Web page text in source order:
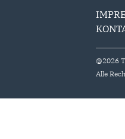
@2026
Alle